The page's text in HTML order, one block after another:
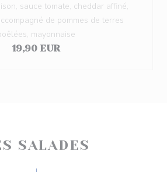
sauce tomate, cheddar affiné,
de pommes de terres
mayonnaise
19,90 EUR
SALADES